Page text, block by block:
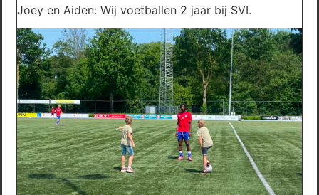
Joey en Aiden: Wij voetballen 2 jaar bij SVI.